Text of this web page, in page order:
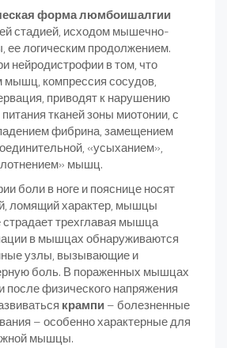
форма люмбоишалгии
стадией, исходом мышечно-
ее логическим продолжением.
нейродистрофии в том, что
компрессия сосудов,
приводят к нарушению
тканей зоны миотонии, с
фибрина, замещением
«усыханием»,
мышц.
боли в ноге и пояснице носят
ломящий характер, мышцы
трехглавая мышца
в мышцах обнаруживаются
узлы, вызывающие и
боль. В пораженных мышцах
физического напряжения
крампи– болезненные
– особенно характерные для
мышцы.